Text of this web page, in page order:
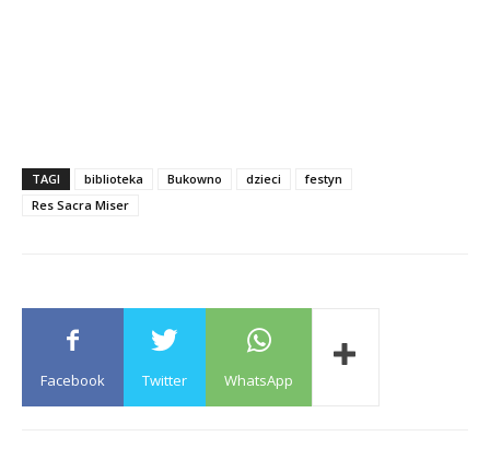
TAGI biblioteka Bukowno dzieci
festyn
Res Sacra Miser
Facebook Twitter WhatsApp